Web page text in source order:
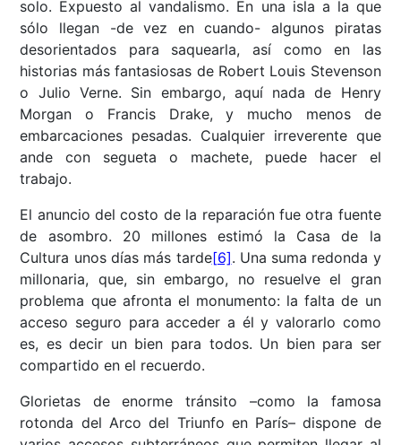
solo. Expuesto al vandalismo. En una isla a la que
sólo llegan -de vez en cuando- algunos piratas
desorientados para saquearla, así como en las
historias más fantasiosas de Robert Louis Stevenson
o Julio Verne. Sin embargo, aquí nada de Henry
Morgan o Francis Drake, y mucho menos de
embarcaciones pesadas. Cualquier irreverente que
ande con segueta o machete, puede hacer el
trabajo.
El anuncio del costo de la reparación fue otra fuente
de asombro. 20 millones estimó la Casa de la
Cultura unos días más tarde[6]. Una suma redonda y
millonaria, que, sin embargo, no resuelve el gran
problema que afronta el monumento: la falta de un
acceso seguro para acceder a él y valorarlo como
es, es decir un bien para todos. Un bien para ser
compartido en el recuerdo.
Glorietas de enorme tránsito –como la famosa
rotonda del Arco del Triunfo en París– dispone de